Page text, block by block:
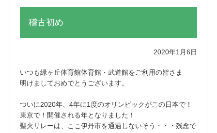
稽古初め
2020年1月6日
いつも緑ヶ丘体育館体育館・武道館をご利用の皆さま
明けましておめでとうございます。
ついに2020年、4年に1度のオリンピックがこの日本で！
東京で！開催される年となりました！
聖火リレーは、ここ伊丹市を通過しないそう・・・残念で